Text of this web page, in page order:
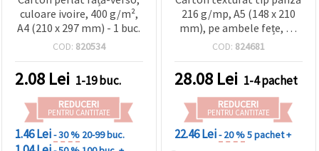
culoare ivoire, 400 g/m²,
A4 (210 x 297 mm) - 1 buc.
COD: 820534
2.08 Lei 1-19 buc.
REDUCERI
PENTRU CANTITATE
1.46 Lei- 30 % 20-99 buc.
216 g/mp, A5 (148 x 210
mm), pe ambele fețe, 12
culori asortate x 2 foi - 24
COD: 824681
28.08 Lei 1-4 pachet
REDUCERI
PENTRU CANTITATE
22.46 Lei- 20 %5 pachet +